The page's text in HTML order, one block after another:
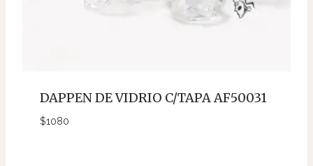
DAPPEN DE VIDRIO C/TAPA AF50031
$1080